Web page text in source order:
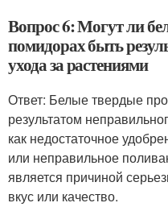
Вопрос 6: Могут ли
помидорах быть
ухода за растениями
Ответ: Белые твердые
результатом
как недостаточное
или неправильное
является причиной
вкус или качество.